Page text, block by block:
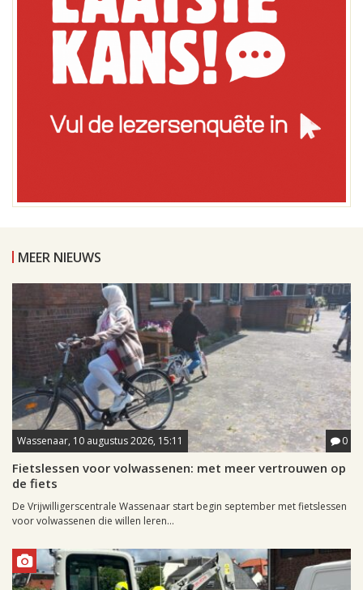
MEER NIEUWS
Wassenaar, 10 augustus 2026, 15:11 0
Fietslessen voor volwassenen: met meer vertrouwen op
de fiets
De Vrijwilligerscentrale Wassenaar start begin september met fietslessen
voor volwassenen die willen leren...